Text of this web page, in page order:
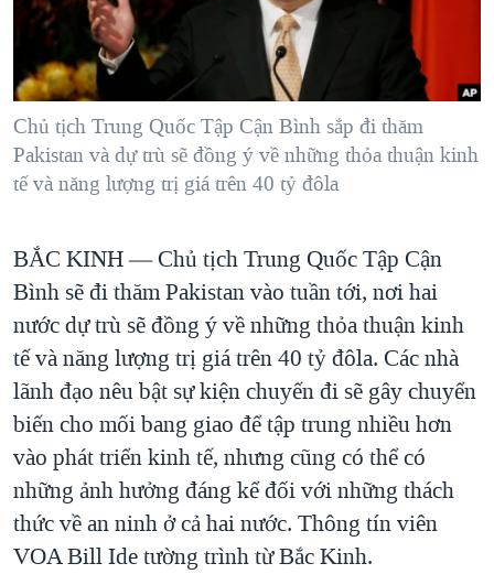
"Tìm"NGƯỜI VIỆT HẢI NGOẠI
ĐỜI SỐNG
KINH TẾ
KHOA HỌC
SỨC KHOẺ
THỂ THAO
GIÁO DỤC
TẠI
HÀNH TRÌNH BẦU CỬ 2024
MỘT NĂM CHIẾN TRANH TẠI DẢI GAZA
GIẢI MÃ VÀNH ĐAI & CON ĐƯỜNG
NGÀY TỊ NẠN THẾ GIỚI
CHI PHÍ CHIẾN TRANH AFGHANISTAN
CÁC GIÁ TRỊ CỘNG HÒA Ở VIỆT NAM
THƯỢNG ĐỈNH TRUMP-KIM TẠI VIỆT NAM
TRỊNH VĨNH BÌNH VS. CHÍNH PHỦ VIỆT NAM
NGƯ DÂN VIỆT VÀ LÀN SÓNG TRỘM HẢI SÂM
BÊN KIA QUỐC LỘ: TIẾNG VỌNG TỪ NÔNG THÔN MỸ
QUAN HỆ VIỆT MỸ
VIDEO
NGHE
MẠNG XÃ HỘI
Chủ tịch Trung Quốc Tập Cận Bình sắp đi thăm
Pakistan và dự trù sẽ đồng ý về những thỏa thuận kinh
tế và năng lượng trị giá trên 40 tỷ đôla
BẮC KINH —Chủ tịch Trung Quốc Tập Cận
Bình sẽ đi thăm Pakistan vào tuần tới, nơi hai
nước dự trù sẽ đồng ý về những thỏa thuận kinh
tế và năng lượng trị giá trên 40 tỷ đôla. Các nhà
lãnh đạo nêu bật sự kiện chuyến đi sẽ gây chuyển
biến cho mối bang giao để tập trung nhiều hơn
vào phát triển kinh tế, nhưng cũng có thể có
những ảnh hưởng đáng kể đối với những thách
thức về an ninh ở cả hai nước. Thông tín viên
VOA Bill Ide tường trình từ Bắc Kinh.